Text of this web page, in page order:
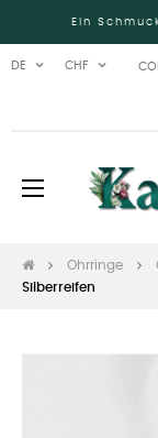
Ein
DE CHF
Umschalten
☰
Ohrringe
Silberreifen